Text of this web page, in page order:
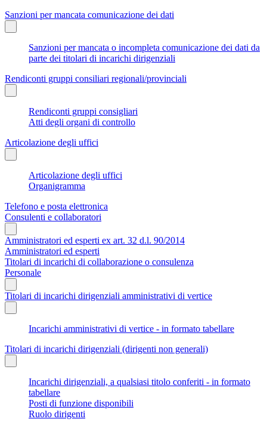
Sanzioni per mancata comunicazione dei dati
Sanzioni per mancata o incompleta comunicazione dei dati da
parte dei titolari di incarichi dirigenziali
Rendiconti gruppi consiliari regionali/provinciali
Rendiconti gruppi consigliari
Atti degli organi di controllo
Articolazione degli uffici
Articolazione degli uffici
Organigramma
Telefono e posta elettronica
Consulenti e collaboratori
Amministratori ed esperti ex art. 32 d.l. 90/2014
Amministratori ed esperti
Titolari di incarichi di collaborazione o consulenza
Personale
Titolari di incarichi dirigenziali amministrativi di vertice
Incarichi amministrativi di vertice - in formato tabellare
Titolari di incarichi dirigenziali (dirigenti non generali)
Incarichi dirigenziali, a qualsiasi titolo conferiti - in formato
tabellare
Posti di funzione disponibili
Ruolo dirigenti